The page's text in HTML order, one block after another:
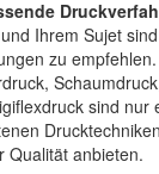
Ihrem Sujet
zu
sind nur
Qualität anbieten.